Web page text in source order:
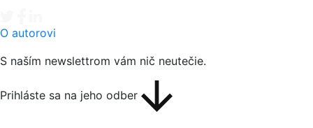
O autorovi
S naším newslettrom vám nič neutečie.
Prihláste sa na jeho odber